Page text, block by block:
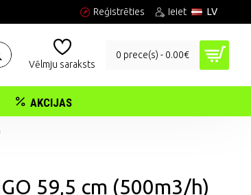
LV
Reģistrēties Ieiet
Vēlmju saraksts
0 prece(s) - 0.00€
AKCIJAS
59,5 cm (500m3/h)